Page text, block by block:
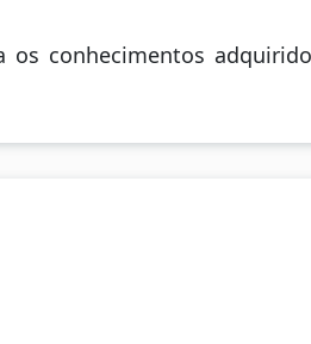
conhecimentos